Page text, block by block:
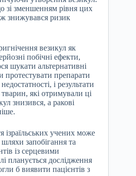
зі зменшенням рівня цих
знижувався ризик
везикул як
побічні ефекти,
шукати альтернативні
препарати
і результати
які отримували ці
знизився, а ракові
ізраїльських учених може
запобігання та
із серцевими
планується дослідження
б виявити пацієнтів з